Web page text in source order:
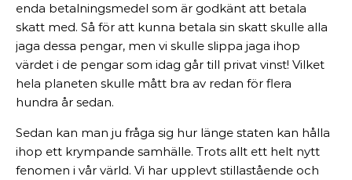
enda betalningsmedel som är godkänt att betala
skatt med. Så för att kunna betala sin skatt skulle alla
jaga dessa pengar, men vi skulle slippa jaga ihop
värdet i de pengar som idag går till privat vinst! Vilket
hela planeten skulle mått bra av redan för flera
hundra år sedan.
Sedan kan man ju fråga sig hur länge staten kan hålla
ihop ett krympande samhälle. Trots allt ett helt nytt
fenomen i vår värld. Vi har upplevt stillastående och